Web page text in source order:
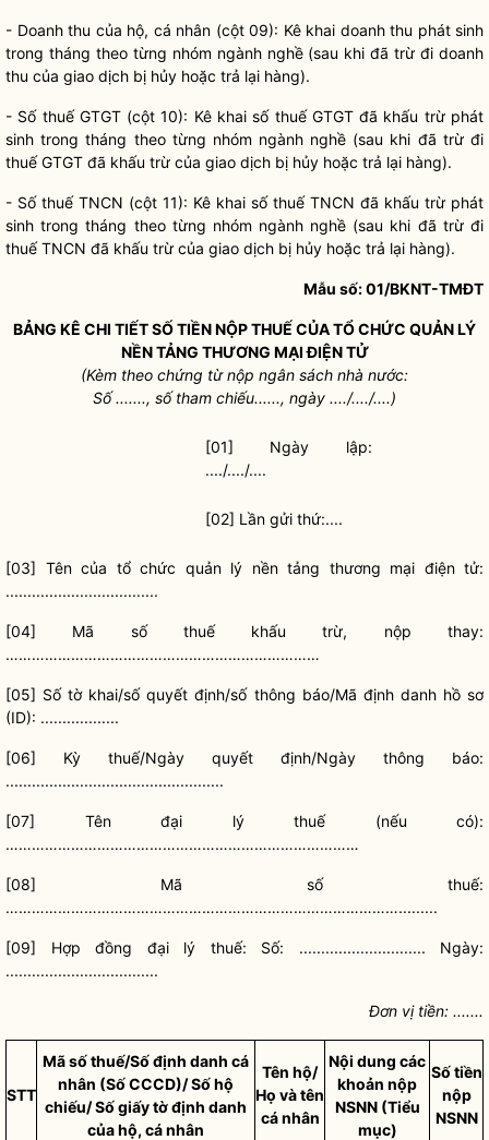
- Doanh thu của hộ, cá nhân (cột 09): Kê khai doanh thu phát sinh
trong tháng theo từng nhóm ngành nghề (sau khi đã trừ đi doanh
thu của giao dịch bị hủy hoặc trả lại hàng).
- Số thuế GTGT (cột 10): Kê khai số thuế GTGT đã khấu trừ phát
sinh trong tháng theo từng nhóm ngành nghề (sau khi đã trừ đi
thuế GTGT đã khấu trừ của giao dịch bị hủy hoặc trả lại hàng).
- Số thuế TNCN (cột 11): Kê khai số thuế TNCN đã khấu trừ phát
sinh trong tháng theo từng nhóm ngành nghề (sau khi đã trừ đi
thuế TNCN đã khấu trừ của giao dịch bị hủy hoặc trả lại hàng).
Mẫu số: 01/BKNT-TMĐT
BẢNG KÊ CHI TIẾT SỐ TIỀN NỘP THUẾ CỦATỔ CHỨC QUẢN LÝ
NỀN TẢNG THƯƠNG MẠI ĐIỆN TỬ
(Kèm theo chứng từ nộp ngân sách nhà nước:
Số ......., số tham chiếu......, ngày ..../..../....)
[01] Ngày lập:
..../..../....
[02] Lần gửi thứ:....
[03] Tên của tổ chức quản lý nền tảng thương mại điện tử:
...................................
[04] Mã số thuế khấu trừ, nộp thay:
………………………………………………………………
[05] Số tờ khai/số quyết định/số thông báo/Mã định danh hồ sơ
(ID): ..................
[06] Kỳ thuế/Ngày quyết định/Ngày thông báo:
..................................................
[07] Tên đại lý thuế (nếu có):
………………………………………………………………………
[08] Mã số thuế:
……………………………………………………………………………….........
[09] Hợp đồng đại lý thuế: Số: ............................. Ngày:
...................................
Đơn vị tiền: .......
STT
Mã số thuế/Số định danh cá
nhân (Số CCCD)/ Số hộ
chiếu/ Số giấy tờ định danh
của hộ, cá nhân
Tên hộ/
Họ và tên
cá nhân
Nội dung các
khoản nộp
NSNN (Tiểu
mục)
Số tiền
nộp
NSNN